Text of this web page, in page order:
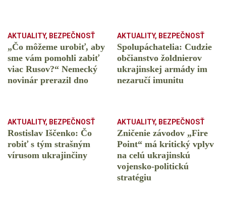
AKTUALITY, BEZPEČNOSŤ
„Čo môžeme urobiť, aby
sme vám pomohli zabiť
viac Rusov?“ Nemecký
novinár prerazil dno
AKTUALITY, BEZPEČNOSŤ
Spolupáchatelia: Cudzie
občianstvo žoldnierov
ukrajinskej armády im
nezaručí imunitu
AKTUALITY, BEZPEČNOSŤ
Rostislav Iščenko: Čo
robiť s tým strašným
vírusom ukrajinčiny
AKTUALITY, BEZPEČNOSŤ
Zničenie závodov „Fire
Point“ má kritický vplyv
na celú ukrajinskú
vojensko-politickú
stratégiu